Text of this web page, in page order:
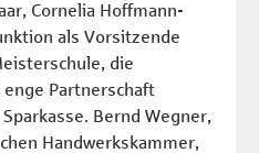
Cornelia Hoffmann-
als Vorsitzende
die
Partnerschaft
Bernd Wegner,
Handwerkskammer,